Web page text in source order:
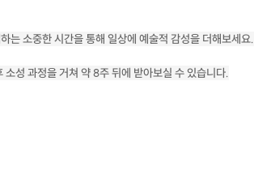
는 소중한 시간을 통해 일상에 예술적 감성을 더해보세요.
소성 과정을 거쳐 약 8주 뒤에 받아보실 수 있습니다.